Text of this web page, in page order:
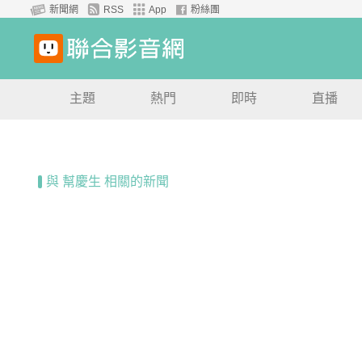
新聞網 RSS App 粉絲團
主題 熱門 即時 直播
與 幫慶生 相關的新聞